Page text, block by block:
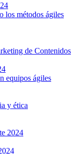
los métodos ágiles
de Contenidos
equipos ágiles
y ética
2024